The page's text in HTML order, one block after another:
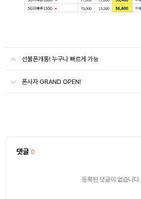
선불폰개통! 누구나 빠르게 가능
폰사자 GRAND OPEN!
댓글 0
등록된 댓글이 없습니다.